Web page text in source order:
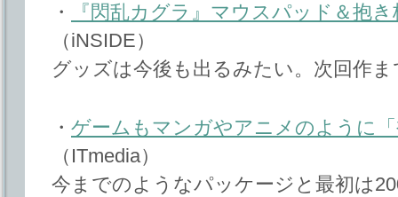
・
『閃乱カグラ』マウスパッド＆抱
（iNSIDE）
グッズは今後も出るみたい。次回作
・ ゲームもマンガやアニメのように
（ITmedia）
今までのようなパッケージと最初は